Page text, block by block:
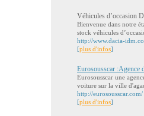
Véhicules d’occasion
Bienvenue dans notre
stock véhicules
http://www.dacia-
[plus d'infos]
Eurosousscar :Agence
Eurosousscar une
voiture sur la ville
http://eurosousscar.com/
[plus d'infos]